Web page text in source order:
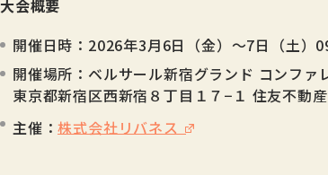
大会概要
開催日時：2026年3月6日（金）～7日（土）
開催場所：ベルサール新宿グランド コンファ
東京都新宿区西新宿８丁目１７−１ 住友不動
主催：株式会社リバネス